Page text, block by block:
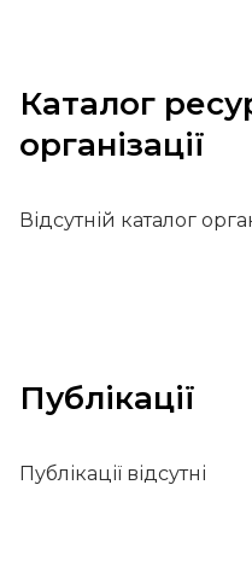
Каталог
організації
Відсутній каталог
Публікації
Публікації відсутні